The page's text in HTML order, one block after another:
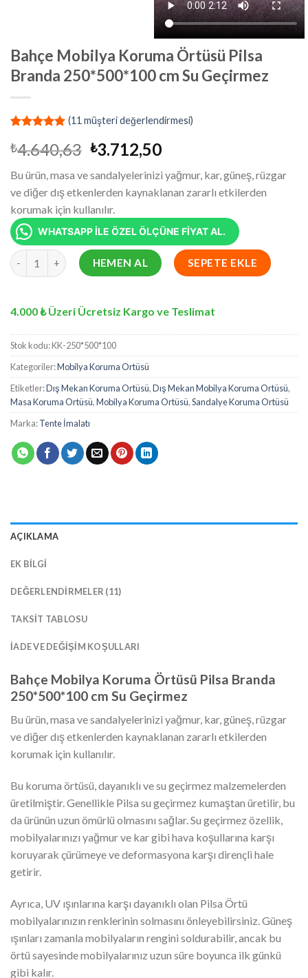
Bahçe Mobilya Koruma Örtüsü Pilsa
Branda 250*500*100 cm Su Geçirmez
puanına
dayanarak
5 üzerinden
5.00puan
aldı
(11 müşteri değerlendirmesi)
₺4.640,63 Orijinal
₺4.640,63.
₺3.712,50Şu
fiyat:
₺3.712,50.
Bu ürün, masa ve sandalyelerinizi yağmur, kar, güneş, rüzgar
ve diğer dış etkenlerden kaynaklanan zararlı etkilerden
korumak için kullanılır.
WHATSAPP İLE ÖZEL ÖLÇÜNE FİYAT AL.
Bahçe Mobilya Koruma Örtüsü Pilsa Branda 250*500*100 cm Su
HEMEN AL SEPETE EKLE
4.000 ₺ Üzeri Ücretsiz Kargo ve Teslimat
Stok kodu:KK-250*500*100
Kategoriler:Mobilya Koruma Ortüsü
Etiketler:Dış Mekan Koruma Ortüsü,Dış Mekan Mobilya Koruma Ortüsü,
Masa Koruma Ortüsü,Mobilya Koruma Ortüsü,Sandalye Koruma Ortüsü
Marka:Tente İmalatı
AÇIKLAMA
EK BILGI
DEĞERLENDIRMELER (11)
TAKSIT TABLOSU
İADE VE DEĞIŞIM KOŞULLARI
Bahçe Mobilya Koruma Örtüsü Pilsa Branda
250*500*100 cm Su Geçirmez
Bu ürün, masa ve sandalyelerinizi yağmur, kar, güneş, rüzgar
ve diğer dış etkenlerden kaynaklanan zararlı etkilerden
korumak için kullanılır.
Bu koruma örtüsü, dayanıklı ve su geçirmez malzemelerden
üretilmiştir. Genellikle Pilsa su geçirmez kumaştan üretilir, bu
da ürünün uzun ömürlü olmasını sağlar. Su geçirmez özellik,
mobilyalarınızı yağmur ve kar gibi hava koşullarına karşı
koruyarak çürümeye ve deformasyona karşı dirençli hale
getirir.
Ayrıca, UV ışınlarına karşı dayanıklı olan Pilsa Örtü
mobilyalarınızın renklerinin solmasını önleyebilirsiniz. Güneş
ışınları zamanla mobilyaların rengini soldurabilir, ancak bu
örtü sayesinde mobilyalarınız uzun süre boyunca ilk günkü
gibi kalır.